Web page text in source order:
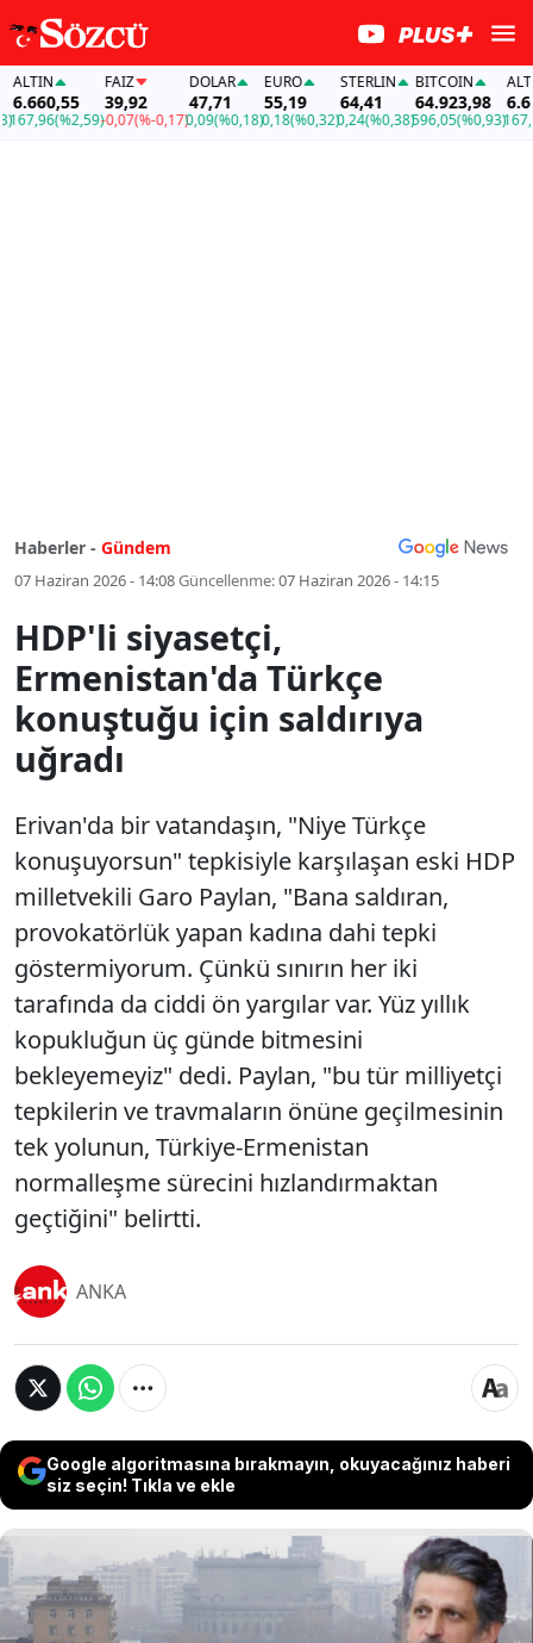
(%2,59)
39,92
-0,07(%-0,17)
DOLAR
47,71
0,09(%0,18)
EURO
55,19
0,18(%0,32)
STERLIN
64,41
0,24(%0,38)
BITCOIN
64.923,98
596,05(%0,93)
ALTIN
167,96
Haberler - Gündem
07 Haziran 2026 - 14:08Güncellenme:07 Haziran 2026 - 14:15
HDP'li siyasetçi,
Ermenistan'da Türkçe
konuştuğu için saldırıya
uğradı
Erivan'da bir vatandaşın, "Niye Türkçe
konuşuyorsun" tepkisiyle karşılaşan eski HDP
milletvekili Garo Paylan, "Bana saldıran,
provokatörlük yapan kadına dahi tepki
göstermiyorum. Çünkü sınırın her iki
tarafında da ciddi ön yargılar var. Yüz yıllık
kopukluğun üç günde bitmesini
bekleyemeyiz" dedi. Paylan, "bu tür milliyetçi
tepkilerin ve travmaların önüne geçilmesinin
tek yolunun, Türkiye-Ermenistan
normalleşme sürecini hızlandırmaktan
geçtiğini" belirtti.
ANKA
Google algoritmasına bırakmayın, okuyacağınız haberi
siz seçin! Tıkla ve ekle
Erivan'da bir vatandaşın, "Niye Türkçe
konuşuyorsun" tepkisiyle karşılaşan eski HDP
milletvekili Garo Paylan, "Bana saldıran,
provokatörlük yapan kadına dahi tepki